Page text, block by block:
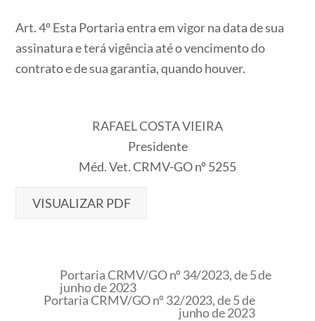
Art. 4º Esta Portaria entra em vigor na data de sua
assinatura e terá vigência até o vencimento do
contrato e de sua garantia, quando houver.
RAFAEL COSTA VIEIRA
Presidente
Méd. Vet. CRMV-GO nº 5255
VISUALIZAR PDF
Portaria CRMV/GO nº 34/2023, de 5 de
junho de 2023
Portaria CRMV/GO nº 32/2023, de 5 de
junho de 2023